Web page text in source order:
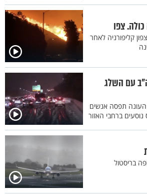
צפו
קליפורניה לאחר
עם השלג
תפסה אנשים
נוסעים ברחבי האזור
בריסטול